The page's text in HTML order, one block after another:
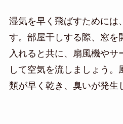
湿気を早く飛ばすためには
す。部屋干しする際、窓を
入れると共に、扇風機やサ
して空気を流しましょう。
類が早く乾き、臭いが発生